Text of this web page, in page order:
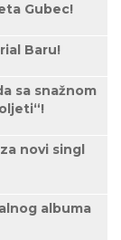
Gubec!
Baru!
sa snažnom
novi singl
albuma